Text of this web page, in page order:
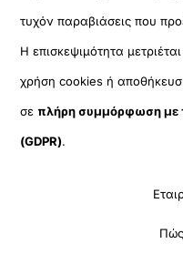
τυχόν παραβιάσεις που
Η επισκεψιμότητα
χρήση cookies ή
σεπλήρη συμμόρφωση με
(GDPR).
Πώς